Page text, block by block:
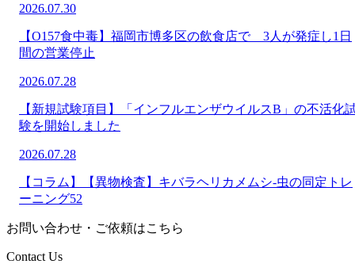
2026.07.30
【O157食中毒】福岡市博多区の飲食店で 3人が発症し1日
間の営業停止
2026.07.28
【新規試験項目】「インフルエンザウイルスB」の不活化
験を開始しました
2026.07.28
【コラム】【異物検査】キバラヘリカメムシ-虫の同定トレ
ーニング52
お問い合わせ・ご依頼はこちら
Contact Us